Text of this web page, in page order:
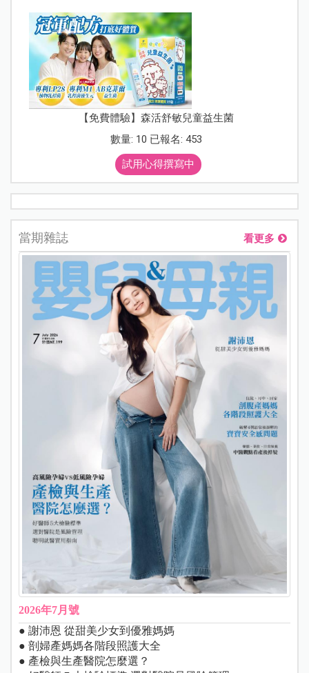
【免費體驗】森活舒敏兒童益生菌
數量: 10 已報名: 453
試用心得撰寫中
當期雜誌 看更多
2026年7月號
● 謝沛恩 從甜美少女到優雅媽媽
● 剖婦產媽媽各階段照護大全
● 產檢與生產醫院怎麼選？